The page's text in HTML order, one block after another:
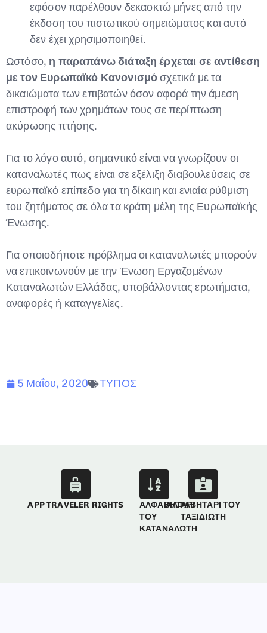
εφόσον παρέλθουν δεκαοκτώ μήνες από την
έκδοση του πιστωτικού σημειώματος και αυτό
δεν έχει χρησιμοποιηθεί.
Ωστόσο, η παραπάνω διάταξη έρχεται σε αντίθεση
με τον Ευρωπαϊκό Κανονισμόσχετικά με τα
δικαιώματα των επιβατών όσον αφορά την άμεση
επιστροφή των χρημάτων τους σε περίπτωση
ακύρωσης πτήσης.
Για το λόγο αυτό, σημαντικό είναι να γνωρίζουν οι
καταναλωτές πως είναι σε εξέλιξη διαβουλεύσεις σε
ευρωπαϊκό επίπεδο για τη δίκαιη και ενιαία ρύθμιση
του ζητήματος σε όλα τα κράτη μέλη της Ευρωπαϊκής
Ένωσης.
Για οποιοδήποτε πρόβλημα οι καταναλωτές μπορούν
να επικοινωνούν με την Ένωση Εργαζομένων
Καταναλωτών Ελλάδας, υποβάλλοντας ερωτήματα,
αναφορές ή καταγγελίες.
5 Μαΐου, 2020 ΤΥΠΟΣ
APP TRAVELER RIGHTS
ΑΛΦΑΒΗΤΑΡΙ
ΤΟΥ
ΚΑΤΑΝΑΛΩΤΗ
ΑΛΦΑΒΗΤΑΡΙ ΤΟΥ
ΤΑΞΙΔΙΩΤΗ